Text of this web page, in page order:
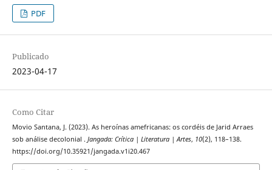
PDF
Publicado
2023-04-17
Como Citar
Movio Santana, J. (2023). As heroínas amefricanas: os cordéis de Jarid Arraes
sob análise decolonial . Jangada: Crítica | Literatura | Artes, 10(2), 118–138.
https://doi.org/10.35921/jangada.v1i20.467